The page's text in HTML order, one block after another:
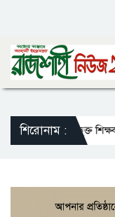
শিরোনাম :
এমপিওভুক্ত শিক্ষকদের